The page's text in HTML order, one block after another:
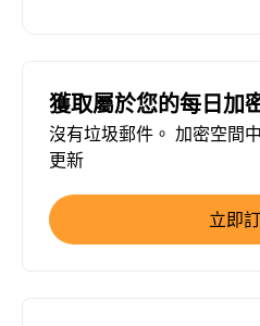
獲取屬於您的每日加
沒有垃圾郵件。 加密空間
更新
立即